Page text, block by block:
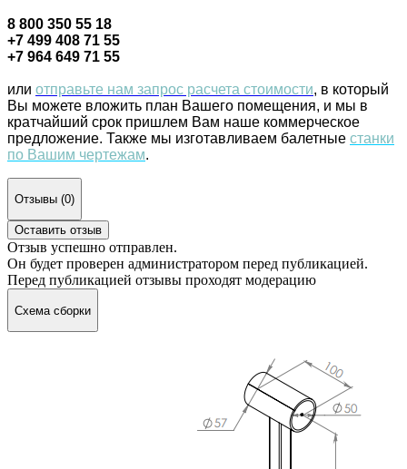
8 800 350 55 18
+7 499 408 71 55
+7 964 649 71 55
или отправьте нам запрос расчета стоимости, в который
Вы можете вложить план Вашего помещения, и мы в
кратчайший срок пришлем Вам наше коммерческое
предложение. Также мы изготавливаем балетные станки
по Вашим чертежам.
Отзывы (0)
Оставить отзыв
Отзыв успешно отправлен.
Он будет проверен администратором перед публикацией.
Перед публикацией отзывы проходят модерацию
Схема сборки